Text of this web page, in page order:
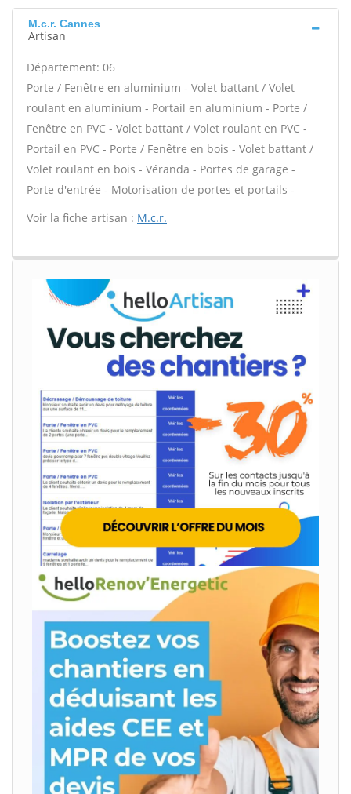
M.c.r. Cannes
Artisan
Département: 06
Porte / Fenêtre en aluminium - Volet battant / Volet
roulant en aluminium - Portail en aluminium - Porte /
Fenêtre en PVC - Volet battant / Volet roulant en PVC -
Portail en PVC - Porte / Fenêtre en bois - Volet battant /
Volet roulant en bois - Véranda - Portes de garage -
Porte d'entrée - Motorisation de portes et portails -
Voir la fiche artisan : M.c.r.